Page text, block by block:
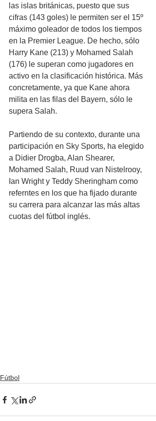
las islas británicas, puesto que sus
cifras (143 goles) le permiten ser el 15º
máximo goleador de todos los tiempos
en la Premier League. De hecho, sólo
Harry Kane (213) y Mohamed Salah
(176) le superan como jugadores en
activo en la clasificación histórica. Más
concretamente, ya que Kane ahora
milita en las filas del Bayern, sólo le
supera Salah.
Partiendo de su contexto, durante una
participación en Sky Sports, ha elegido
a Didier Drogba, Alan Shearer,
Mohamed Salah, Ruud van Nistelrooy,
Ian Wright y Teddy Sheringham como
referntes en los que ha fijado durante
su carrera para alcanzar las más altas
cuotas del fútbol inglés.
Fútbol